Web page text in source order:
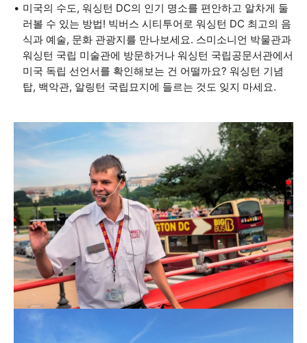
미국의 수도, 워싱턴 DC의 인기 명소를 편안하고 알차게 둘
러볼 수 있는 방법! 빅버스 시티투어로 워싱턴 DC 최고의 음
식과 예술, 문화 관광지를 만나보세요. 스미소니언 박물관과
워싱턴 국립 미술관에 방문하거나 워싱턴 국립공문서관에서
미국 독립 선언서를 확인해보는 건 어떨까요? 워싱턴 기념
탑, 백악관, 알링턴 국립묘지에 들르는 것도 잊지 마세요.